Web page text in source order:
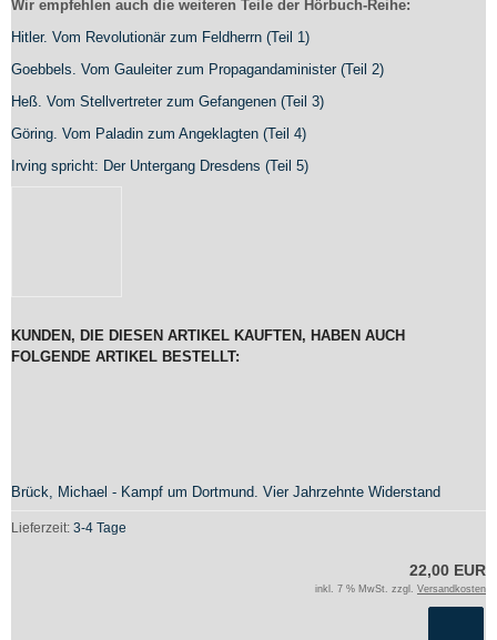
Wir empfehlen auch die weiteren Teile der Hörbuch-Reihe:
Hitler. Vom Revolutionär zum Feldherrn (Teil 1)
Goebbels. Vom Gauleiter zum Propagandaminister (Teil 2)
Heß. Vom Stellvertreter zum Gefangenen (Teil 3)
Göring. Vom Paladin zum Angeklagten (Teil 4)
Irving spricht: Der Untergang Dresdens (Teil 5)
KUNDEN, DIE DIESEN ARTIKEL KAUFTEN, HABEN AUCH
FOLGENDE ARTIKEL BESTELLT:
Brück, Michael - Kampf um Dortmund. Vier Jahrzehnte Widerstand
Lieferzeit: 3-4 Tage
22,00 EUR
inkl. 7 % MwSt. zzgl. Versandkosten